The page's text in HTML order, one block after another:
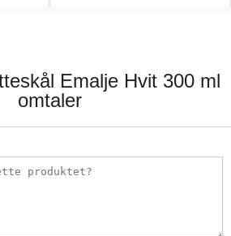
Emalje Hvit 300 ml
omtaler